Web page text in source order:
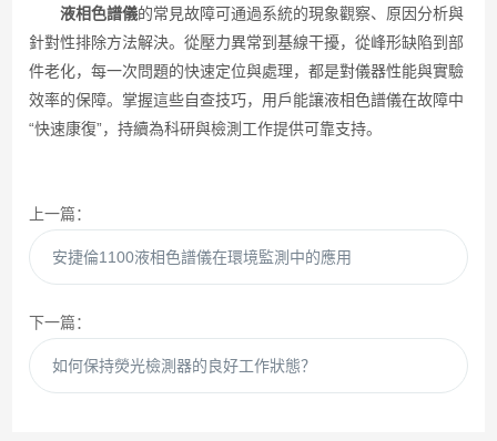
液相色譜儀的常見故障可通過系統的現象觀察、原因分析與
針對性排除方法解決。從壓力異常到基線干擾，從峰形缺陷到部
件老化，每一次問題的快速定位與處理，都是對儀器性能與實驗
效率的保障。掌握這些自查技巧，用戶能讓液相色譜儀在故障中
“快速康復”，持續為科研與檢測工作提供可靠支持。
上一篇：
安捷倫1100液相色譜儀在環境監測中的應用
下一篇：
如何保持熒光檢測器的良好工作狀態？